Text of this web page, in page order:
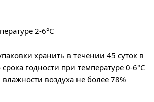
2-6°С
хранить в течении 45 суток в
годности при температуре 0-6°С
воздуха не более 78%